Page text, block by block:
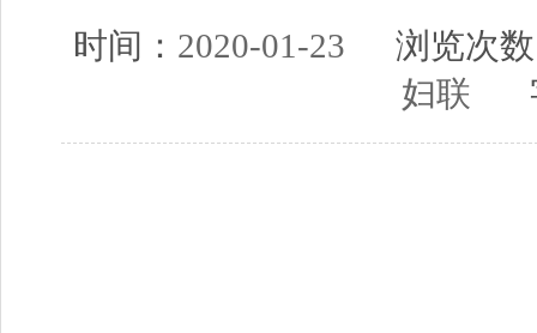
时间： 2020-01-23 浏览次
妇联